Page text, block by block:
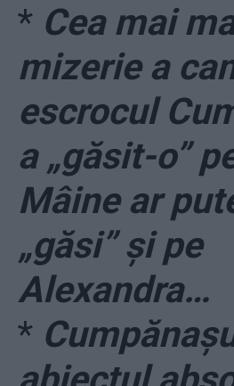
* Cea mai
mizerie a
escrocul
a „găsit-o”
Mâine ar
„găsi” și pe
Alexandra…
*